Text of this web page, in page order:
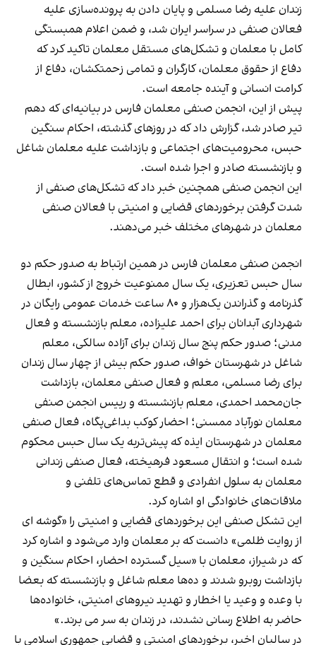
زندان علیه رضا مسلمی و پایان دادن به پرونده‌سازی علیه
فعالان صنفی در سراسر ایران شد، و ضمن اعلام همبستگی
کامل با معلمان و‌ تشکل‌های مستقل معلمان تاکید کرد که
دفاع از حقوق معلمان، کارگران و تمامی زحمتکشان، دفاع از
کرامت انسانی و آینده جامعه است.
پیش از این، انجمن صنفی معلمان فارس در بیانیه‌ای که دهم
تیر صادر شد، گزارش داد که در روزهای گذشته، احکام سنگین
حبس، محرومیت‌های اجتماعی و بازداشت‌ علیه معلمان شاغل
و بازنشسته صادر و اجرا شده است.
این انجمن صنفی همچنین خبر داد که تشکل‌‌های صنفی از
شدت گرفتن برخوردهای قضایی و امنیتی با فعالان صنفی
معلمان در شهرهای مختلف خبر می‌دهند.
انجمن صنفی معلمان فارس در همین ارتباط به صدور حکم دو
سال حبس تعزیری، یک سال ممنوعیت خروج از کشور، ابطال
گذرنامه و گذراندن یک‌هزار و ۸۰ ساعت خدمات عمومی رایگان در
شهرداری آبدانان برای احمد علیزاده، معلم بازنشسته و فعال
مدنی؛ صدور حکم پنج سال زندان برای آزاده سالکی، معلم
شاغل در شهرستان خواف، صدور حکم بیش از چهار سال زندان
برای رضا مسلمی، معلم و فعال صنفی معلمان، بازداشت
جان‌محمد احمدی، معلم بازنشسته و رییس انجمن صنفی
معلمان نور‌آباد ممسنی؛ احضار کوکب بداغی‌پگاه، فعال صنفی
معلمان در شهرستان ایذه که پیش‌تربه یک سال حبس محکوم
شده است؛ و انتقال مسعود فرهیخته، فعال صنفی زندانی
معلمان به سلول انفرادی و قطع تماس‌های تلفنی و
ملاقات‌های خانوادگی او اشاره کرد.
این تشکل صنفی این برخوردهای قضایی و امنیتی را «گوشه ای
از روایت ظلمی» دانست که بر معلمان وارد می‌شود و اشاره کرد
که در شیراز، معلمان با «سیل گسترده احضار، احکام سنگین و
بازداشت روبرو شدند و ده‌ها معلم شاغل و بازنشسته که بعضا
با وعده و وعید یا اخطار و تهدید نیروهای امنیتی، خانواده‌ها
حاضر به اطلاع رسانی نشدند، در زندان به سر می برند.»
در سالیان اخیر، برخوردهای امنیتی و قضایی جمهوری اسلامی با